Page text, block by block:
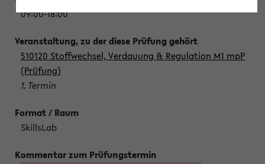
09:00-18:00
510120 Stoffwechsel, Verdauung & Regulation M1 mpP
(Prüfung)
1. Termin
SkillsLab